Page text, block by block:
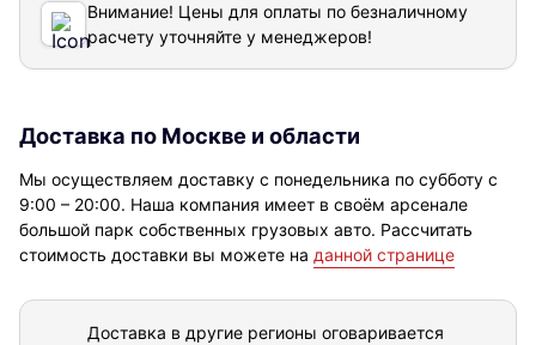
Внимание! Цены для оплаты по безналичному
расчету уточняйте у менеджеров!
Доставка по Москве и области
Мы осуществляем доставку с понедельника по субботу с
9:00 – 20:00. Наша компания имеет в своём арсенале
большой парк собственных грузовых авто. Рассчитать
стоимость доставки вы можете на данной странице
Доставка в другие регионы оговаривается